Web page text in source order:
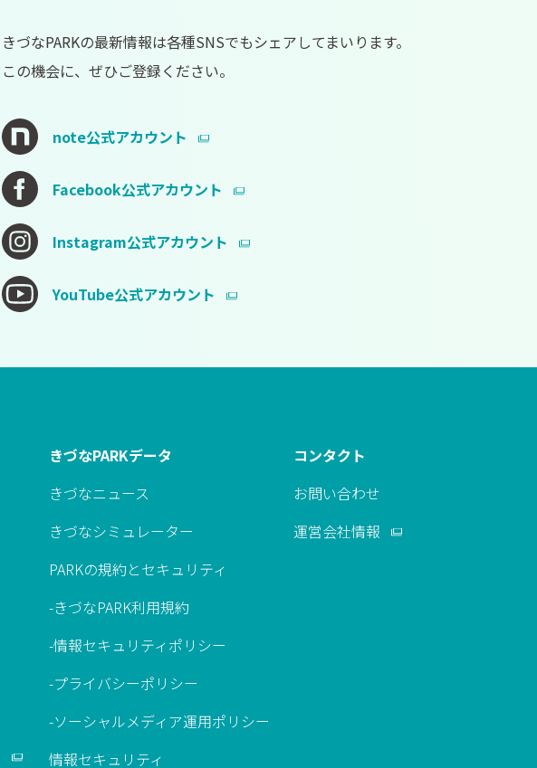
きづなPARKの最新情報は各種SNSでもシェアしてまいります。
この機会に、ぜひご登録ください。
note公式アカウント
Facebook公式アカウント
Instagram公式アカウント
YouTube公式アカウント
きづなPARKデータ
きづなニュース
きづなシミュレーター
PARKの規約とセキュリティ
-きづなPARK利用規約
-情報セキュリティポリシー
-プライバシーポリシー
-ソーシャルメディア運用ポリシー
情報セキュリティ
コンタクト
お問い合わせ
運営会社情報